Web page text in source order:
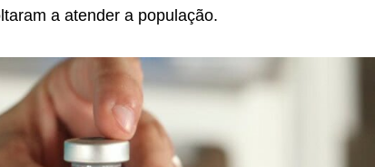
a atender a população.